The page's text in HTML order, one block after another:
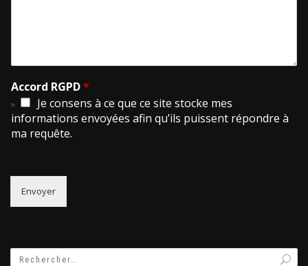
Accord RGPD*
Je consens à ce que ce site stocke mes
informations envoyées afin qu’ils puissent répondre à
ma requête.
Envoyer